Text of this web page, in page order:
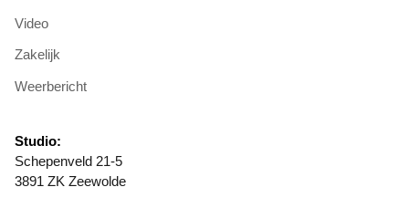
Video
Zakelijk
Weerbericht
Studio:
Schepenveld 21-5
3891 ZK Zeewolde